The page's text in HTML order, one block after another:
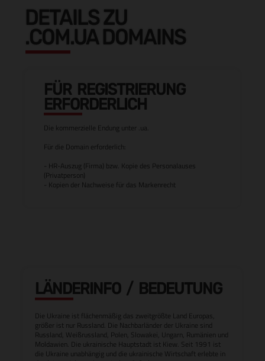
DETAILS ZU
.COM.UA DOMAINS
FÜR REGISTRIERUNG
ERFORDERLICH
Die kommerzielle Endung unter .ua.
Für die Domain erforderlich:
- HR-Auszug (Firma) bzw. Kopie des Personalauses
(Privatperson)
- Kopien der Nachweise für das Markenrecht
LÄNDERINFO / BEDEUTUNG
Die Ukraine ist flächenmäßig das zweitgrößte Land Europas,
größer ist nur Russland. Die Nachbarländer der Ukraine sind
Russland, Weißrussland, Polen, Slowakei, Ungarn, Rumänien und
Moldawien. Die ukrainische Hauptstadt ist Kiew. Seit 1991 ist
die Ukraine unabhängig und die ukrainische Wirtschaft erlebte in